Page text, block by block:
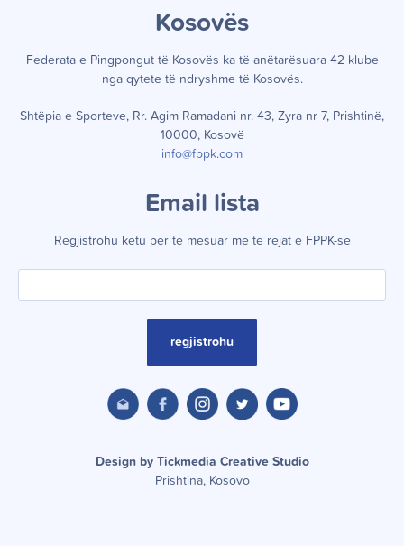
Kosovës
Federata e Pingpongut të Kosovës ka të anëtarësuara 42 klube
nga qytete të ndryshme të Kosovës.
Shtëpia e Sporteve, Rr. Agim Ramadani nr. 43, Zyra nr 7, Prishtinë,
10000, Kosovë
info@fppk.com
Email lista
Regjistrohu ketu per te mesuar me te rejat e FPPK-se
regjistrohu
Design by Tickmedia Creative Studio
Prishtina, Kosovo